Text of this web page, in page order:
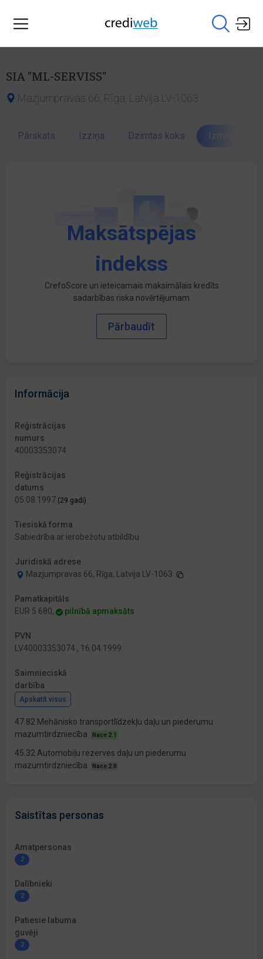
SIA "ML-SERVISS"
Mazjumpravas 66, Rīga, Latvija LV-1063
Pārskats Izziņa Dzimtas koks Izmaiņu
Maksātspējas
indekss
CrefoScore un ieteicamais maksimālais kredīts
sadarbības riska novērtējumam
Pārbaudīt
Informācija
Reģistrācijas
numurs
40003353074
Reģistrācijas
datums
05.08.1997 (29 gadi)
Tiesiskā forma
Sabiedrība ar ierobežotu atbildību
Juridiskā adrese
Mazjumpravas 66, Rīga, Latvija LV-1063
Pamatkapitāls
EUR 5 680,
pilnībā apmaksāts
PVN
LV40003353074 , 16.04.1999
Saimnieciskā
darbība
Apskatīt visus
47.82 Mehānisko transportlīdzekļu daļu un piederumu
mazumtirdzniecība
Nace 2.1
45.32 Automobiļu rezerves daļu un piederumu
mazumtirdzniecība
Nace 2.0
Saistītas personas
Amatpersonas
2
Dalībnieki
2
Patiesie labuma
guvēji
2